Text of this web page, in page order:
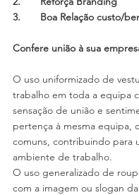
3.       Boa Relação custo/
Confere união à sua
O uso uniformizado de
trabalho em toda a equipa
sensação de união e
pertença à mesma equipa,
comuns, contribuindo para
ambiente de trabalho.
O uso generalizado de
com a imagem ou slogan